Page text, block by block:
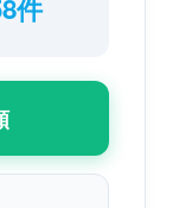
件